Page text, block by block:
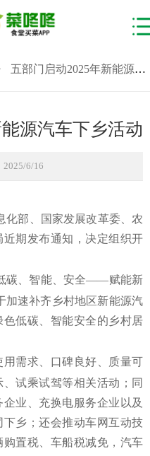
五部门启动2025年新能源汽车下乡活动
源汽车下乡活动
2025/6/16
部、国家发展改革委、农
期发布通知，决定组织开
碳、智能、安全——赋能新
加速补齐乡村地区新能源汽
低碳、智能安全的乡村居
需求、口碑良好、质量可
试乘试驾等相关活动；同
业、充换电服务企业以及
乡；还会推动车网互动技
置税、车船税减免，汽车